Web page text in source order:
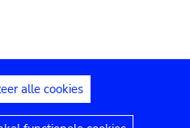
mededelingen
alle cookies